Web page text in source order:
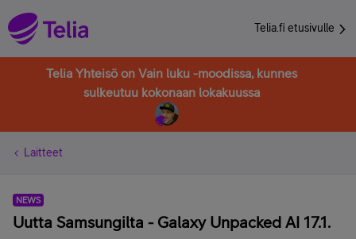
Telia.fi etusivulle
Telia Yhteisö on Vain luku -moodissa, kunnes
sulkeutuu kokonaan lokakuussa
Laitteet
NEWS
Uutta Samsungilta - Galaxy Unpacked AI 17.1.